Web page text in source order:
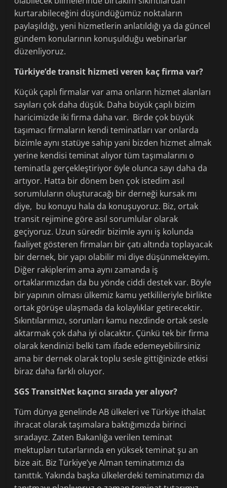
kurtarabileceğini düşündüğümüz noktaların
paylaşıldığı, yeni hizmetlerin anlatıldığı ya da güncel
gündem konularının konuşulduğu webinarlar
düzenliyoruz.
Türkiye’de transit hizmeti veren kaç firma var?
Küçük çaplı firmalar var ama onların hizmet alanları
sayıları çok daha düşük. Daha büyük çaplı bizim
haricimizde iki firma daha var. Birde çok büyük
taşımacı firmaların kendi teminatları var onlarda
bizimle aynı statüye sahip yani bizden hizmet almak
yerine kendisi teminat alıyor tüm taşımalarını o
teminatla gerçekleştiriyor öyle olunca sayı daha da
artıyor. Hatta bir dönem ben çok istedim asıl
sorumluların oluşturacağı bir derneği kursak mı
diye, bu konuyu hala da konuşuyoruz. Biz, ortak
transit rejimine göre asıl sorumlular olarak
geçiyoruz. Uzun süredir bizimle aynı iş kolunda
faaliyet gösteren firmaları bir çatı altında toplayacak
bir dernek, bir yapı olabilir mi diye düşünmekteyim.
Diğer rakiplerim ama aynı zamanda iş
ortaklarımızdan da bu yönde ciddi destek var. Böyle
bir yapının olması ülkemiz kamu yetkilileriyle birlikte
ortak görüşe ulaşmada da kolaylıklar getirecektir.
Sıkıntılarımızı, sorunları kamu nezdinde ortak sesle
aktarmak çok daha iyi olacaktır. Çünkü tek bir firma
olarak kendinizi belki tam ifade edemeyebilirsiniz
ama bir dernek olarak toplu sesle gittiğinizde etkisi
biraz daha farklı oluyor.
SGS TransitNet kaçıncı sırada yer alıyor?
Tüm dünya genelinde AB ülkeleri ve Türkiye ithalat
ihracat olarak taşımalara baktığımızda birinci
sıradayız. Zaten Bakanlığa verilen teminat
mektupları tutarlarında en yüksek teminat şu an
bize ait. Biz Türkiye’ye Alman teminatımızı da
tanıttık. Yakında başka ülkelerdeki teminatımızı da